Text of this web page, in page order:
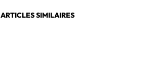
ARTICLES SIMILAIRES